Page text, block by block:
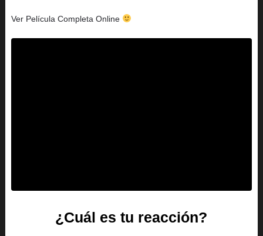
Ver Película Completa Online
¿Cuál es tu reacción?